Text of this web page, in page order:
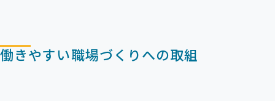
働きやすい職場づくりへの取組